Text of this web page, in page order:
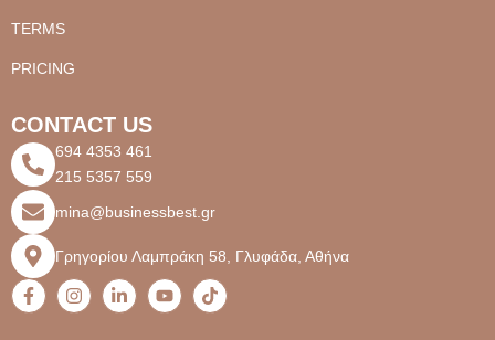
TERMS
PRICING
CONTACT US
694 4353 461
215 5357 559
mina@businessbest.gr
Γρηγορίου Λαμπράκη 58, Γλυφάδα, Αθήνα
F
a
I
n
L
i
Y
o
T
i